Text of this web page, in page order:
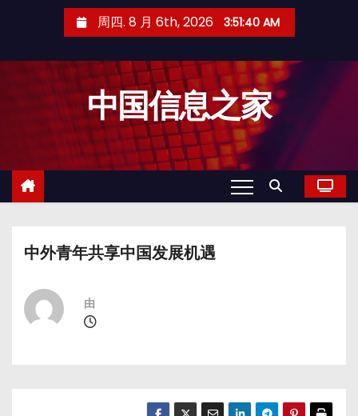
周四. 8 月 6th, 2026 3:51:41 AM
中国信息之家
中外青年共享中国发展机遇
由